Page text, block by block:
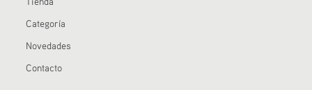
Categoría
Novedades
Contacto